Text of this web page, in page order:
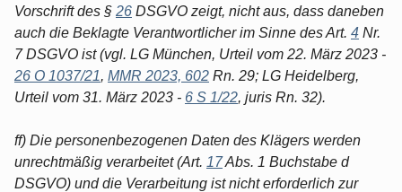
Vorschrift des § 26 DSGVO zeigt, nicht aus, dass daneben
auch die Beklagte Verantwortlicher im Sinne des Art. 4 Nr.
7 DSGVO ist (vgl. LG München, Urteil vom 22. März 2023 -
26 O 1037/21, MMR 2023, 602 Rn. 29; LG Heidelberg,
Urteil vom 31. März 2023 - 6 S 1/22, juris Rn. 32).
ff) Die personenbezogenen Daten des Klägers werden
unrechtmäßig verarbeitet (Art. 17Abs. 1 Buchstabe d
DSGVO) und die Verarbeitung ist nicht erforderlich zur